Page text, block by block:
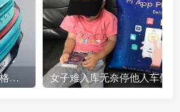
小米SU7 Ultra租车单日价格高达万元：一月内已约满 预计一年回本